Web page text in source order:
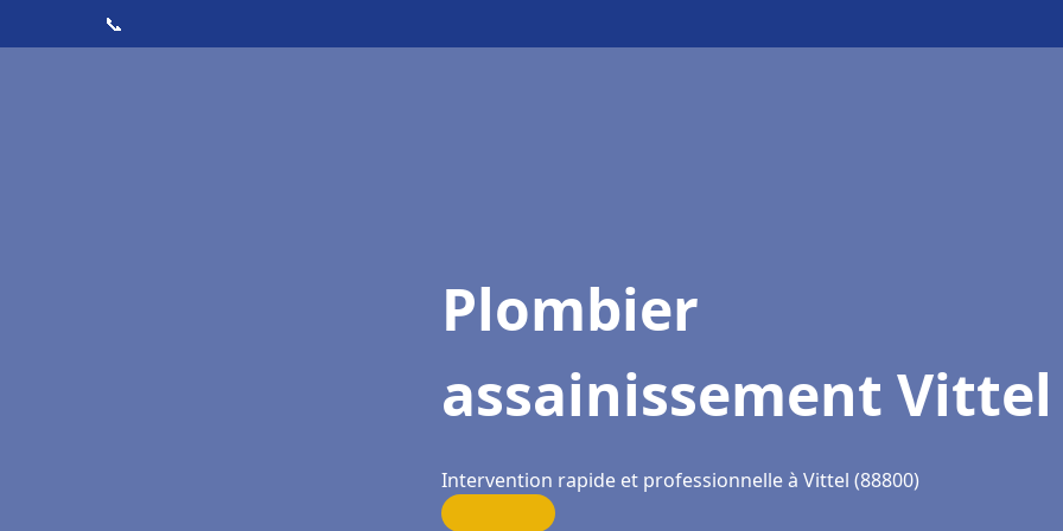
📞
Plombier
assainissement Vittel
Intervention rapide et professionnelle à Vittel (88800)